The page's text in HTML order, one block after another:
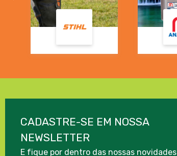
CADASTRE-SE EM NOSSA
NEWSLETTER
E fique por dentro das nossas novidades